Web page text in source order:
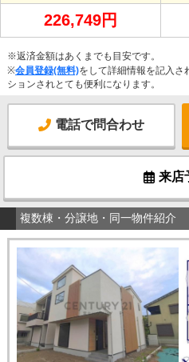
226,749円
※返済金額はあくまでも目安です。
※会員登録(無料)をして詳細情報を記入さ
ションされとても便利になります。
電話で問合わせ
来店
複数棟・分譲地・同一物件紹介